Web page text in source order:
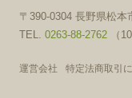
〒390-0304 長野県松本
TEL. 0263-88-2762（
運営会社 特定法商取引